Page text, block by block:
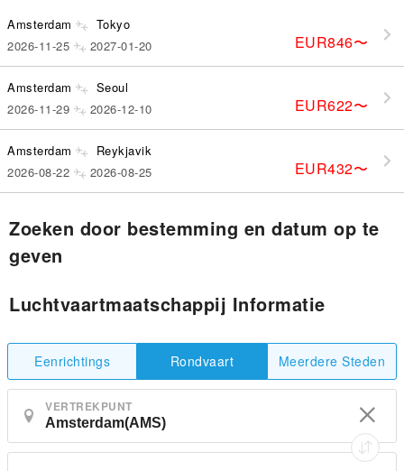
Amsterdam Tokyo
EUR846〜
2026-11-25 2027-01-20
Amsterdam Seoul
EUR622〜
2026-11-29 2026-12-10
Amsterdam Reykjavik
EUR432〜
2026-08-22 2026-08-25
Zoeken door bestemming en datum op te
geven
Luchtvaartmaatschappij Informatie
Eenrichtings Rondvaart Meerdere Steden
VERTREKPUNT